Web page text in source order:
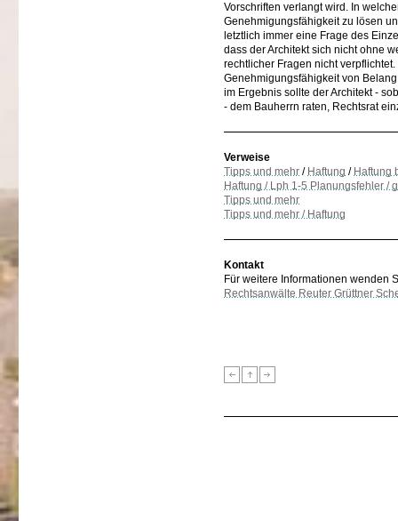
Vorschriften verlangt wird. In
Genehmigungsfähigkeit zu lösen
letztlich immer eine Frage des
dass der Architekt sich nicht ohne
rechtlicher Fragen nicht
Genehmigungsfähigkeit von
im Ergebnis sollte der Architekt -
- dem Bauherrn raten, Rechtsrat
Verweise
Tipps und mehr / Haftung / Haftung
Haftung / Lph 1-5 Planungsfehler /
Tipps und mehr
Tipps und mehr / Haftung
Kontakt
Für weitere Informationen wenden
Rechtsanwälte Reuter Grüttner